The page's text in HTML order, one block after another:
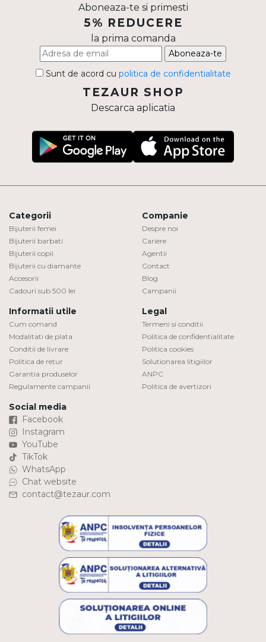
Aboneaza-te si primesti
5% REDUCERE
la prima comanda
Aboneaza-te
Sunt de acord cu politica de confidentialitate
TEZAUR SHOP
Descarca aplicatia
Categorii
Bijuterii femei
Bijuterii barbati
Bijuterii copii
Bijuterii cu diamante
Accesorii
Cadouri sub 500 lei
Companie
Despre noi
Cariere
Agentii
Contact
Blog
Campanii
Informatii utile
Cum comand
Modalitati de plata
Conditii de livrare
Politica de retur
Garantia produselor
Regulamente campanii
Legal
Termeni si conditii
Politica de confidentialitate
Politica cookies
Solutionarea litigiilor
ANPC
Politica de avertizori
Social media
Facebook
Instagram
YouTube
TikTok
WhatsApp
Chat website
contact@tezaur.com